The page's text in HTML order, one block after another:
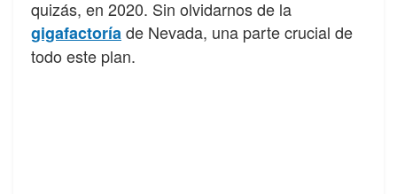
quizás, en 2020. Sin olvidarnos de la
gigafactoríade Nevada, una parte crucial de
todo este plan.